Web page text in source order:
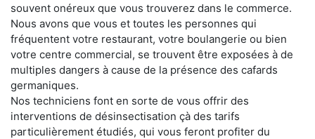
souvent onéreux que vous trouverez dans le commerce.
Nous avons que vous et toutes les personnes qui
fréquentent votre restaurant, votre boulangerie ou bien
votre centre commercial, se trouvent être exposées à de
multiples dangers à cause de la présence des cafards
germaniques.
Nos techniciens font en sorte de vous offrir des
interventions de désinsectisation çà des tarifs
particulièrement étudiés, qui vous feront profiter du